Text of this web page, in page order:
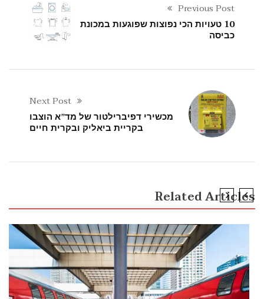
Previous Post
10 טעויות הכי נפוצות שפוגעות במכונת
כביסה
Next Post
מכשירי דפיברילטור של מד”א הוצבו
בקריית ביאליק ובקרית חיים
Related Articles